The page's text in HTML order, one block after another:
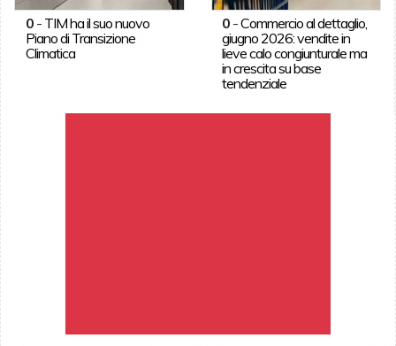
0- TIM ha il suo nuovo
Piano di Transizione
Climatica
0 -Commercio al dettaglio,
giugno 2026: vendite in
lieve calo congiunturale ma
in crescita su base
tendenziale